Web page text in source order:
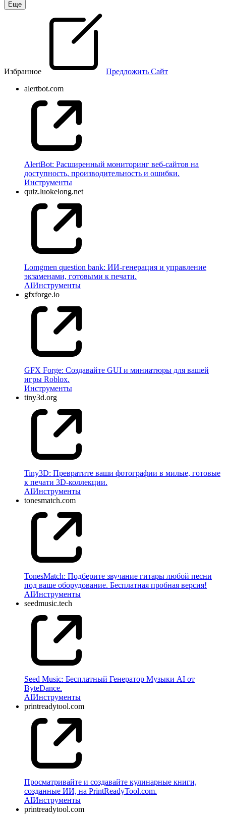
Еще
Избранное
Предложить Сайт
alertbot.com
AlertBot: Расширенный мониторинг веб-сайтов на
доступность, производительность и ошибки.
Инструменты
quiz.luokelong.net
Lomgmen question bank: ИИ-генерация и управление
экзаменами, готовыми к печати.
AIИнструменты
gfxforge.io
GFX Forge: Создавайте GUI и миниатюры для вашей
игры Roblox.
Инструменты
tiny3d.org
Tiny3D: Превратите ваши фотографии в милые, готовые
к печати 3D-коллекции.
AIИнструменты
tonesmatch.com
TonesMatch: Подберите звучание гитары любой песни
под ваше оборудование. Бесплатная пробная версия!
AIИнструменты
seedmusic.tech
Seed Music: Бесплатный Генератор Музыки AI от
ByteDance.
AIИнструменты
printreadytool.com
Просматривайте и создавайте кулинарные книги,
созданные ИИ, на PrintReadyTool.com.
AIИнструменты
printreadytool.com